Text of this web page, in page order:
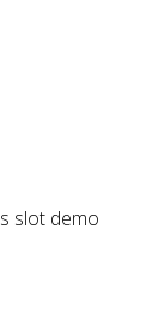
slot demo